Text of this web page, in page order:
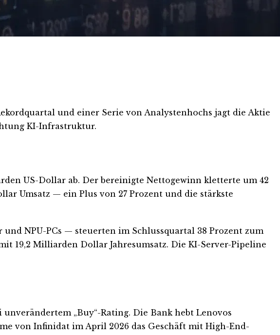
und einer Serie von Analystenhochs jagt die Aktie
KI-Infrastruktur.
US-Dollar ab. Der bereinigte Nettogewinn kletterte um 42
Umsatz — ein Plus von 27 Prozent und die stärkste
NPU-PCs — steuerten im Schlussquartal 38 Prozent zum
19,2 Milliarden Dollar Jahresumsatz. Die KI-Server-Pipeline
„Buy“-Rating. Die Bank hebt Lenovos
von Infinidat im April 2026 das Geschäft mit High-End-